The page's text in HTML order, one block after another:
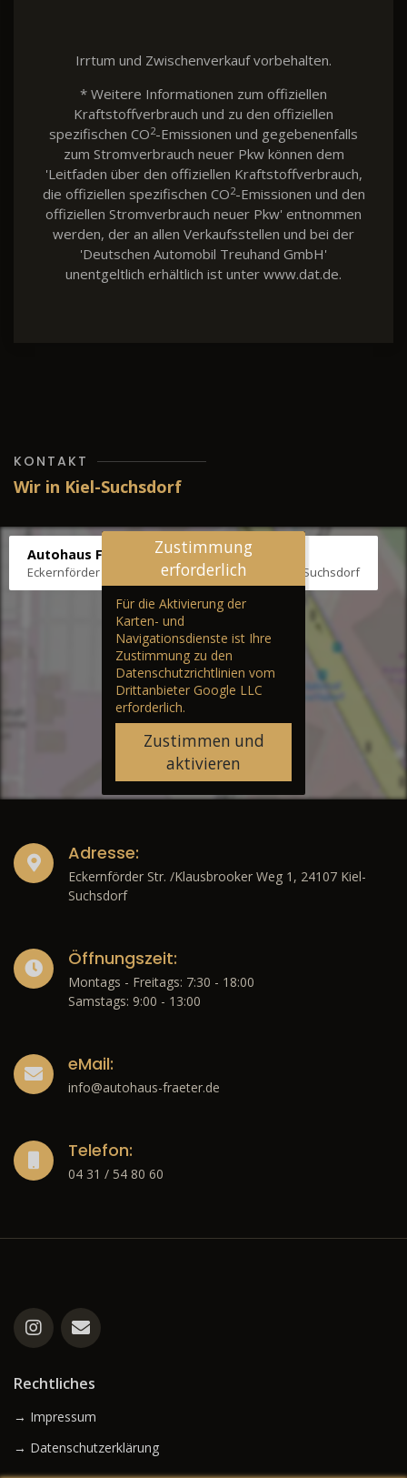
Irrtum und Zwischenverkauf vorbehalten.
* Weitere Informationen zum offiziellen
Kraftstoffverbrauch und zu den offiziellen
spezifischen CO2-Emissionen und gegebenenfalls
zum Stromverbrauch neuer Pkw können dem
'Leitfaden über den offiziellen Kraftstoffverbrauch,
die offiziellen spezifischen CO2-Emissionen und den
offiziellen Stromverbrauch neuer Pkw' entnommen
werden, der an allen Verkaufsstellen und bei der
'Deutschen Automobil Treuhand GmbH'
unentgeltlich erhältlich ist unter www.dat.de.
KONTAKT
Wir in Kiel-Suchsdorf
Autohaus Fräter
Eckernförder Str. /Klausbrooker Weg 1, 24107 Kiel-Suchsdorf
Zustimmung
erforderlich
Für die Aktivierung der
Karten- und
Navigationsdienste ist Ihre
Zustimmung zu den
Datenschutzrichtlinien vom
Drittanbieter Google LLC
erforderlich.
Zustimmen und
aktivieren
Adresse:
Eckernförder Str. /Klausbrooker Weg 1, 24107 Kiel-
Suchsdorf
Öffnungszeit:
Montags - Freitags: 7:30 - 18:00
Samstags: 9:00 - 13:00
eMail:
info@autohaus-fraeter.de
Telefon:
04 31 / 54 80 60
Rechtliches
→ Impressum
→ Datenschutzerklärung